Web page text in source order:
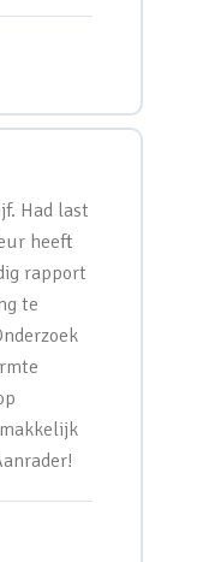
Had last
heeft
rapport
te